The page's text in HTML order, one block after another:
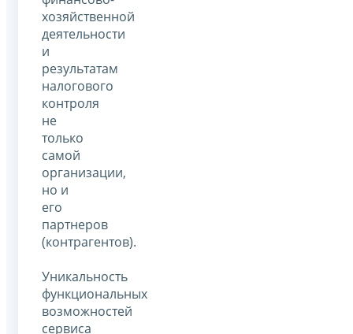
хозяйственной
деятельности
и
результатам
налогового
контроля
не
только
самой
организации,
но и
его
партнеров
(контрагентов).
Уникальность
функциональных
возможностей
сервиса